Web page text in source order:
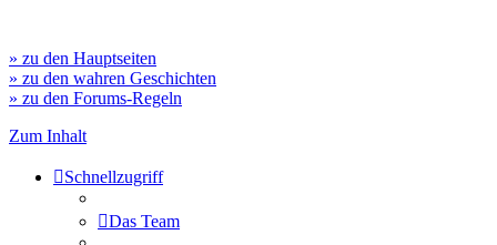
» zu den Hauptseiten
» zu den wahren Geschichten
» zu den Forums-Regeln
Zum Inhalt
Schnellzugriff
Das Team